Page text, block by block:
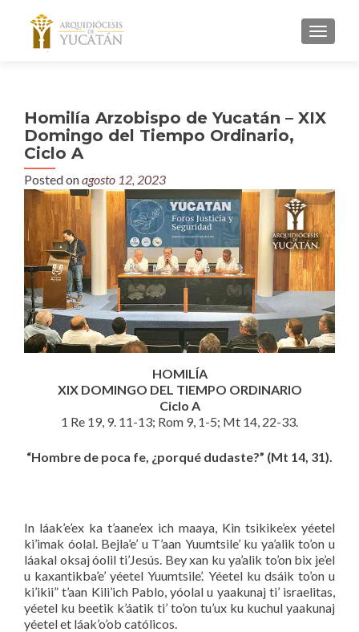
MENU
Homilía Arzobispo de Yucatán – XIX
Domingo del Tiempo Ordinario,
Ciclo A
Posted onagosto 12, 2023
HOMILÍA
XIX DOMINGO DEL TIEMPO ORDINARIO
Ciclo A
1 Re 19, 9. 11-13; Rom 9, 1-5; Mt 14, 22-33.
“Hombre de poca fe, ¿porqué dudaste?” (Mt 14, 31).
In láak’e’ex ka t’aane’ex ich maaya, Kin tsikike’ex yéetel
ki’imak óolal. Bejla’e’ u T’aan Yuumtsile’ ku ya’alik to’on u
láakal oksaj óolil ti’Jesús. Bey xan ku ya’alik to’on bix je’el
u kaxantikba’e’ yéetel Yuumtsile’. Yéetel ku dsáik to’on u
ki’ikii” t’aan Kili’ich Pablo, yóolal u yaakunaj ti’ israelitas,
yéetel ku beetik k’áatik ti’ to’on tu’ux ku kuchul yaakunaj
yéetel et láak’o’ob católicos.